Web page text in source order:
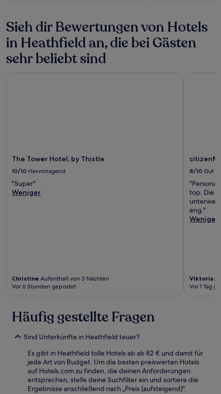
Sieh dir Bewertungen von Hotels
in Heathfield an, die bei Gästen
sehr beliebt sind
The Tower Hotel, by Thistle
10/10 Hervorragend
"Super"
Weniger
Christine Aufenthalt von 3 Nächten
Vor 6 Stunden gepostet
citizenM
8/10 Gut
"Personal
top. Die
eng."
Weniger
Viktoria
Vor 1 Tag
Häufig gestellte Fragen
Sind Unterkünfte in Heathfield teuer?
Es gibt in Heathfield tolle Hotels ab ab 82 € und damit für
jede Art von Budget. Um die besten preiswerten Hotels
auf Hotels.com zu finden, die deinen Anforderungen
entsprechen, stelle deine Suchfilter ein und sortiere die
Ergebnisse anschließend nach „Preis (aufsteigend)".